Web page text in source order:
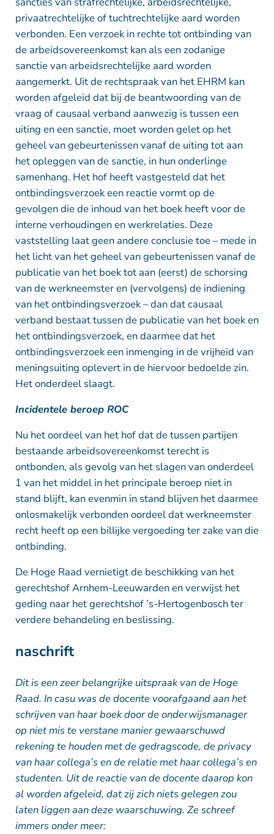
privaatrechtelijke of tuchtrechtelijke aard worden
verbonden. Een verzoek in rechte tot ontbinding van
de arbeidsovereenkomst kan als een zodanige
sanctie van arbeidsrechtelijke aard worden
aangemerkt. Uit de rechtspraak van het EHRM kan
worden afgeleid dat bij de beantwoording van de
vraag of causaal verband aanwezig is tussen een
uiting en een sanctie, moet worden gelet op het
geheel van gebeurtenissen vanaf de uiting tot aan
het opleggen van de sanctie, in hun onderlinge
samenhang. Het hof heeft vastgesteld dat het
ontbindingsverzoek een reactie vormt op de
gevolgen die de inhoud van het boek heeft voor de
interne verhoudingen en werkrelaties. Deze
vaststelling laat geen andere conclusie toe – mede in
het licht van het geheel van gebeurtenissen vanaf de
publicatie van het boek tot aan (eerst) de schorsing
van de werkneemster en (vervolgens) de indiening
van het ontbindingsverzoek – dan dat causaal
verband bestaat tussen de publicatie van het boek en
het ontbindingsverzoek, en daarmee dat het
ontbindingsverzoek een inmenging in de vrijheid van
meningsuiting oplevert in de hiervoor bedoelde zin.
Het onderdeel slaagt.
Incidentele beroep ROC
Nu het oordeel van het hof dat de tussen partijen
bestaande arbeidsovereenkomst terecht is
ontbonden, als gevolg van het slagen van onderdeel
1 van het middel in het principale beroep niet in
stand blijft, kan evenmin in stand blijven het daarmee
onlosmakelijk verbonden oordeel dat werkneemster
recht heeft op een billijke vergoeding ter zake van die
ontbinding.
De Hoge Raad vernietigt de beschikking van het
gerechtshof Arnhem-Leeuwarden en verwijst het
geding naar het gerechtshof ’s-Hertogenbosch ter
verdere behandeling en beslissing.
naschrift
Dit is een zeer belangrijke uitspraak van de Hoge
Raad. In casu was de docente voorafgaand aan het
schrijven van haar boek door de onderwijsmanager
op niet mis te verstane manier gewaarschuwd
rekening te houden met de gedragscode, de privacy
van haar collega’s en de relatie met haar collega’s en
studenten. Uit de reactie van de docente daarop kon
al worden afgeleid, dat zij zich niets gelegen zou
laten liggen aan deze waarschuwing. Ze schreef
immers onder meer: